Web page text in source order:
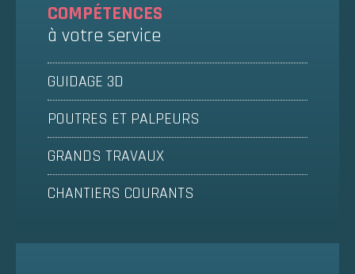
COMPÉTENCES
à votre service
GUIDAGE 3D
POUTRES ET PALPEURS
GRANDS TRAVAUX
CHANTIERS COURANTS